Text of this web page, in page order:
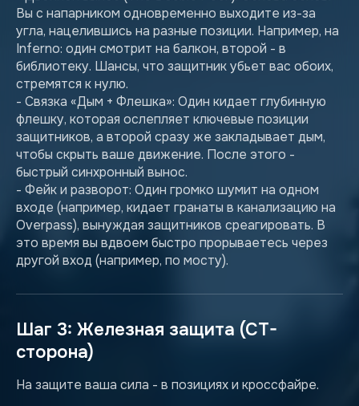
Вы с напарником одновременно выходите из-за
угла, нацелившись на разные позиции. Например, на
Inferno: один смотрит на балкон, второй - в
библиотеку. Шансы, что защитник убьет вас обоих,
стремятся к нулю.
- Связка «Дым + Флешка»: Один кидает глубинную
флешку, которая ослепляет ключевые позиции
защитников, а второй сразу же закладывает дым,
чтобы скрыть ваше движение. После этого -
быстрый синхронный вынос.
- Фейк и разворот: Один громко шумит на одном
входе (например, кидает гранаты в канализацию на
Overpass), вынуждая защитников среагировать. В
это время вы вдвоем быстро прорываетесь через
другой вход (например, по мосту).
Шаг 3: Железная защита (CT-
сторона)
На защите ваша сила - в позициях и кроссфайре.